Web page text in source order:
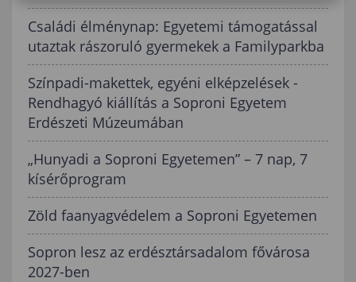
Családi élménynap: Egyetemi támogatással
utaztak rászoruló gyermekek a Familyparkba
Színpadi-makettek, egyéni elképzelések -
Rendhagyó kiállítás a Soproni Egyetem
Erdészeti Múzeumában
„Hunyadi a Soproni Egyetemen” – 7 nap, 7
kísérőprogram
Zöld faanyagvédelem a Soproni Egyetemen
Sopron lesz az erdésztársadalom fővárosa
2027-ben